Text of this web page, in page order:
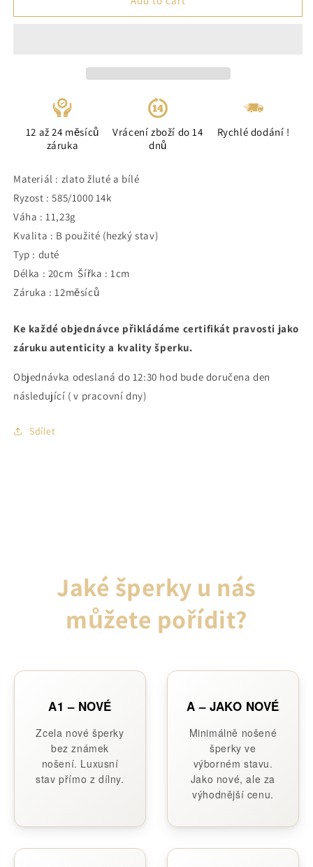
12 až 24 měsíců
záruka
Vrácení zboží do 14
dnů
Rychlé dodání !
Materiál : zlato žluté a bílé
Ryzost : 585/1000 14k
Váha : 11,23g
Kvalita : B použité (hezký stav)
Typ : duté
Délka : 20cm Šířka : 1cm
Záruka : 12měsíců
Ke každé objednávce přikládáme certifikát pravosti jako
záruku autenticity a kvality šperku.
Objednávka odeslaná do 12:30 hod bude doručena den
následující ( v pracovní dny)
Sdílet
Jaké šperky u nás
můžete pořídit?
A1 – NOVÉ
Zcela nové šperky
bez známek
nošení. Luxusní
stav přímo z dílny.
A – JAKO NOVÉ
Minimálně nošené
šperky ve
výborném stavu.
Jako nové, ale za
výhodnější cenu.